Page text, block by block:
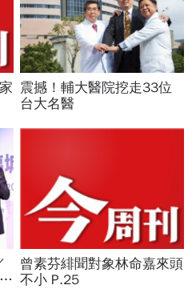
震撼！輔大醫院挖走33位
台大名醫
曾素芬緋聞對象林命嘉來頭
不小 P.25